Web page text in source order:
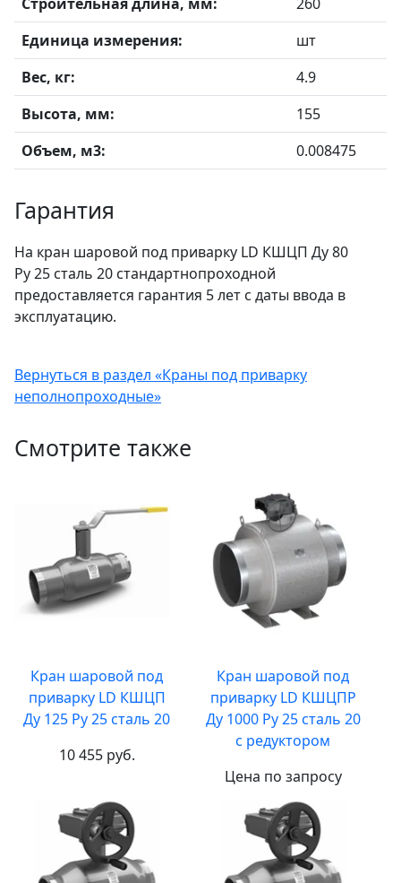
Единица измерения:
шт
Вес, кг:
4.9
Высота, мм:
155
Объем, м3:
0.008475
Гарантия
На кран шаровой под приварку LD КШЦП Ду 80
Ру 25 сталь 20 стандартнопроходной
предоставляется гарантия 5 лет с даты ввода в
эксплуатацию.
Вернуться в раздел «Краны под приварку
неполнопроходные»
Смотрите также
Кран шаровой под
приварку LD КШЦП
Ду 125 Ру 25 сталь 20
10 455 руб.
Кран шаровой под
приварку LD КШЦПР
Ду 1000 Ру 25 сталь 20
с редуктором
Цена по запросу